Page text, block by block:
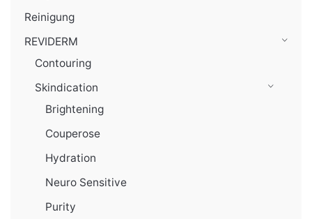
Reinigung
REVIDERM
Contouring
Skindication
Brightening
Couperose
Hydration
Neuro Sensitive
Purity